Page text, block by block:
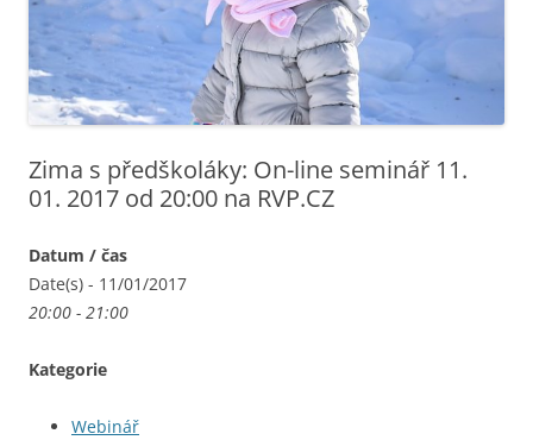
Zima s předškoláky: On-line seminář 11.
01. 2017 od 20:00 na RVP.CZ
Datum / čas
Date(s) - 11/01/2017
20:00 - 21:00
Kategorie
Webinář